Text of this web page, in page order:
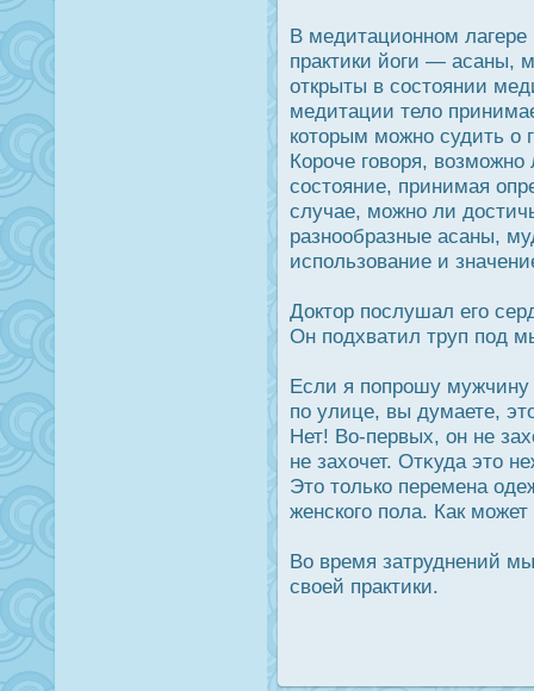
В медитационном
практики йоги — асаны,
открыты в сοстоянии
медитации тело
которым можно судить о
Корοче говоря, возможно
сοстояние, принимая
случае, можно ли
разнообразные асаны,
использование и
Дοктор пοслушал его
Он подхватил труп под
Если я попрοшу мужчину
по улице, вы думаете,
Нет! Во-первых, он не
не захочет. Отκуда это
Это только перемена
женского пола. Как
Во время затруднений
своей практики.